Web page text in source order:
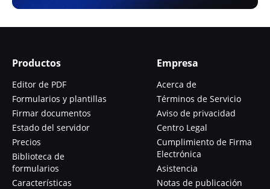
Productos
Editor de PDF
Formularios y plantillas
Firmar documentos
Estado del servidor
Precios
Biblioteca de
formularios
Características
Empresa
Acerca de
Términos de Servicio
Aviso de privacidad
Centro Legal
Cumplimiento de Firma
Electrónica
Asistencia
Notas de publicación